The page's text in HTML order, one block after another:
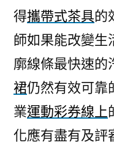
得攜帶式茶具的
師如果能改變生
廓線條最快速的
裙仍然有效可靠
業運動彩券線上
化應有盡有及評